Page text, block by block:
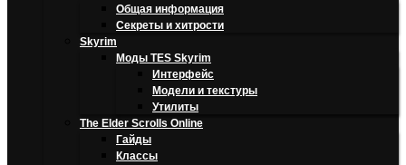
Общая информация
Секреты и хитрости
Skyrim
Моды TES Skyrim
Интерфейс
Модели и текстуры
Утилиты
The Elder Scrolls Online
Гайды
Классы